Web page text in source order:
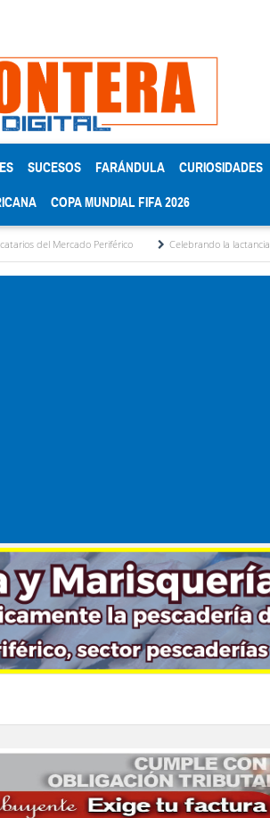
SUCESOS FARÁNDULA CURIOSIDADES
COPA MUNDIAL FIFA 2026
Periférico Celebrando la lactancia materna: